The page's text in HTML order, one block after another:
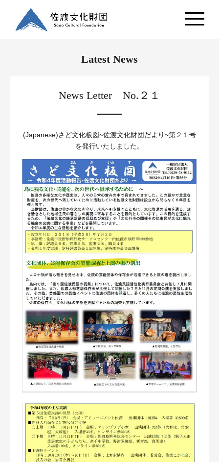
Latest News
News Letter No.２１
(Japanese)さど文化板図~佐渡文化財団だより~第２１号
を発行いたしました。